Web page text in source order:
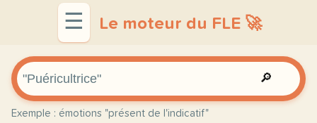
☰ Le moteur du FLE 🚀
🔎
Exemple : émotions "présent de l'indicatif"